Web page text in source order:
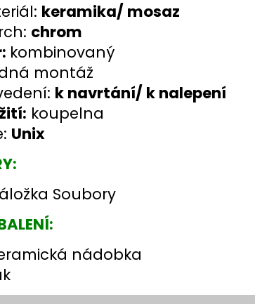
keramika/ mosaz
chrom
kombinovaný
montáž
k navrtání/ k nalepení
koupelna
Unix
Soubory
nádobka